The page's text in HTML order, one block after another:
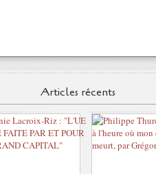
Articles récents